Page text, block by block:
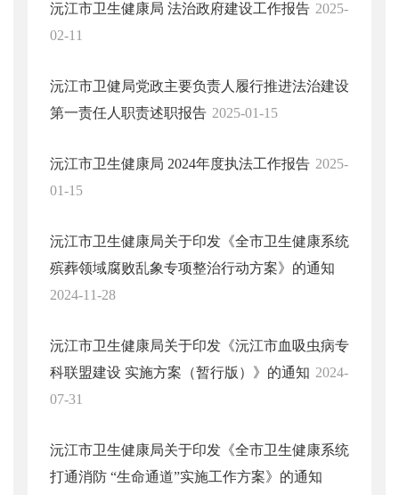
沅江市卫生健康局 法治政府建设工作报告 2025-
02-11
沅江市卫健局党政主要负责人履行推进法治建设
第一责任人职责述职报告 2025-01-15
沅江市卫生健康局 2024年度执法工作报告 2025-
01-15
沅江市卫生健康局关于印发《全市卫生健康系统
殡葬领域腐败乱象专项整治行动方案》的通知
2024-11-28
沅江市卫生健康局关于印发《沅江市血吸虫病专
科联盟建设 实施方案（暂行版）》的通知 2024-
07-31
沅江市卫生健康局关于印发《全市卫生健康系统
打通消防 “生命通道”实施工作方案》的通知